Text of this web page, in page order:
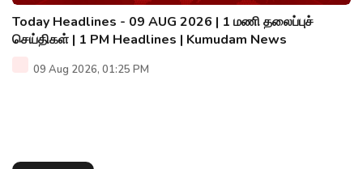
Today Headlines - 09 AUG 2026 | 1 மணி தலைப்புச்
செய்திகள் | 1 PM Headlines | Kumudam News
09 Aug 2026, 01:25 PM